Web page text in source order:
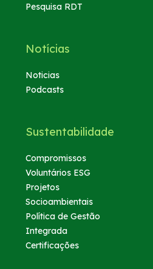
Pesquisa RDT
Notícias
Noticias
Podcasts
Sustentabilidade
Compromissos
Voluntários ESG
Projetos
Socioambientais
Política de Gestão
Integrada
Certificações